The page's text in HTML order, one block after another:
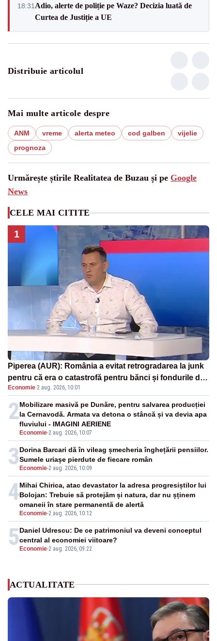
18:31Adio, alerte de poliție pe Waze? Decizia luată de
Curtea de Justiție a UE
Distribuie articolul
Mai multe articole despre
ANM vreme alerta meteo cod galben
vijelie
prognoza
Urmărește știrile Realitatea de Buzau și pe Google
News
CELE MAI CITITE
1
Piperea (AUR): România a evitat retrogradarea la junk
pentru că era o catastrofă pentru bănci și fondurile de
pensii
Economie·2 aug. 2026, 10:01
2
Economie-2 aug. 2026, 10:07
Mobilizare masivă pe Dunăre, pentru salvarea producției
la Cernavodă. Armata va detona o stâncă și va devia apa
fluviului - IMAGINI AERIENE
3Economie-2 aug. 2026, 10:09
Dorina Barcari dă în vileag șmecheria înghețării pensiilor.
Sumele uriașe pierdute de fiecare român
4
Economie-2 aug. 2026, 10:12
Mihai Chirica, atac devastator la adresa progresiștilor lui
Bolojan: Trebuie să protejăm și natura, dar nu șținem
omaneii în stare permanentă de alertă
5Economie-2 aug. 2026, 09:22
Daniel Udrescu: De ce patrimoniul va deveni conceptul
central al economiei viitoare?
ACTUALITATE